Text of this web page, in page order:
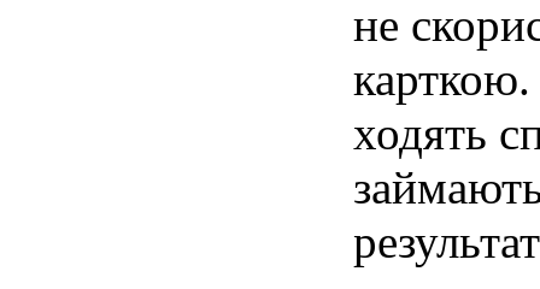
не
ходять